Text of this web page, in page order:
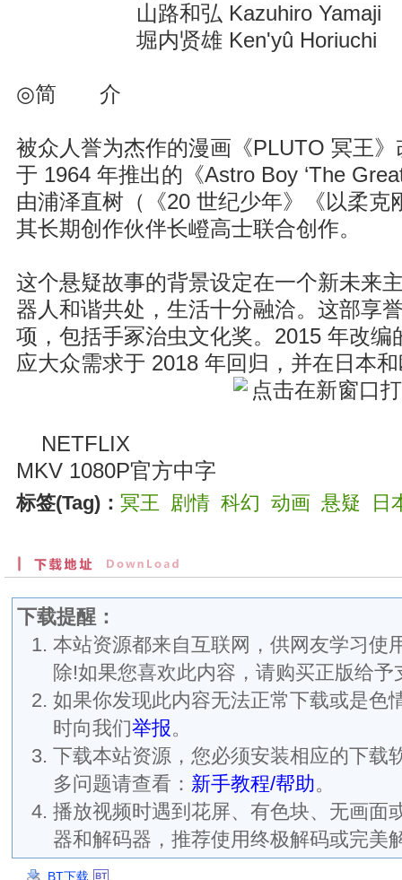
山路和弘 Kazuhiro Yamaji
堀内贤雄 Ken'yû Horiuchi
◎简 介
被众人誉为杰作的漫画《PLUTO 冥王
于 1964 年推出的《Astro Boy ‘The
由浦泽直树（《20 世纪少年》《以柔克
其长期创作伙伴长嶝高士联合创作。
这个悬疑故事的背景设定在一个新未来
器人和谐共处，生活十分融洽。这部享
项，包括手冢治虫文化奖。2015 年改
应大众需求于 2018 年回归，并在日本
NETFLIX
MKV 1080P官方中字
标签(Tag)： 冥王 剧情 科幻 动画 悬疑 日
下载提醒：
本站资源都来自互联网，供网友学习使
除!如果您喜欢此内容，请购买正版给予
如果你发现此内容无法正常下载或是色
时向我们举报。
下载本站资源，您必须安装相应的下载
多问题请查看： 新手教程/帮助。
播放视频时遇到花屏、有色块、无画面
器和解码器，推荐使用终极解码或完美
BT下载